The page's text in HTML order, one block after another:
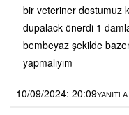
bir veteriner dostumuz
dupalack önerdi 1
bembeyaz şekilde
yapmalıyım
10/09/2024: 20:09YANITLA